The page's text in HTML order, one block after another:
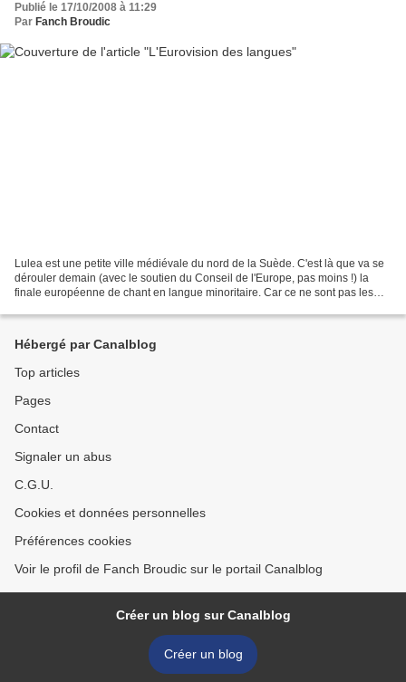
Publié le 17/10/2008 à 11:29
Par Fanch Broudic
Lulea est une petite ville médiévale du nord de la Suède. C'est là que va se
dérouler demain (avec le soutien du Conseil de l'Europe, pas moins !) la
finale européenne de chant en langue minoritaire. Car ce ne sont pas les
Hébergé par Canalblog
Top articles
Pages
Contact
Signaler un abus
C.G.U.
Cookies et données personnelles
Préférences cookies
Voir le profil de Fanch Broudic sur le portail Canalblog
Créer un blog sur Canalblog
Créer un blog